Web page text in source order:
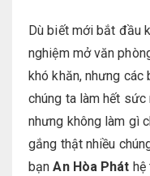
Dù biết mới bắt đầu
nghiệm mở văn
khó khăn, nhưng
chúng ta làm hết sức
nhưng không làm gì
gắng thật nhiều
bạnAn Hòa Phát